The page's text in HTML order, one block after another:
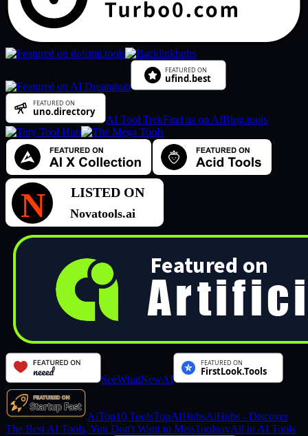
AI Tool TrekFind us on AIBlog.tools
SeeWhatNewAI
AiTop10 ToolsTopAIHubsAiHubs - Discover
The Best AI Tools, You Don't Want to MissToolnavAll in AI Tools